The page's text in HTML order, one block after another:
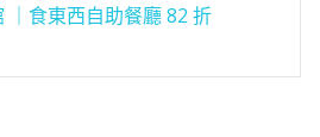
｜食東西自助餐廳 82 折